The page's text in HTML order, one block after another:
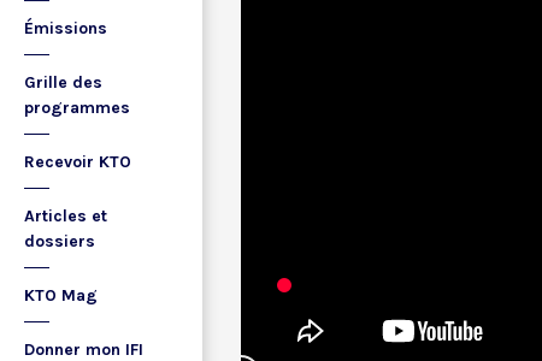
Émissions
Grille des
programmes
Recevoir KTO
Articles et
dossiers
KTO Mag
Donner mon IFI